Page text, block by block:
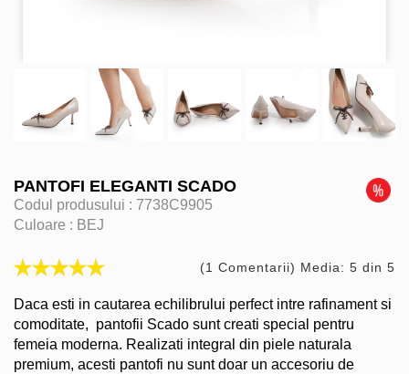
PANTOFI ELEGANTI SCADO
Codul produsului : 7738C9905
Culoare : BEJ
(1 Comentarii) Media: 5 din 5
Daca esti in cautarea echilibrului perfect intre rafinament si
comoditate, pantofii Scado sunt creati special pentru
femeia moderna. Realizati integral din piele naturala
premium, acesti pantofi nu sunt doar un accesoriu de